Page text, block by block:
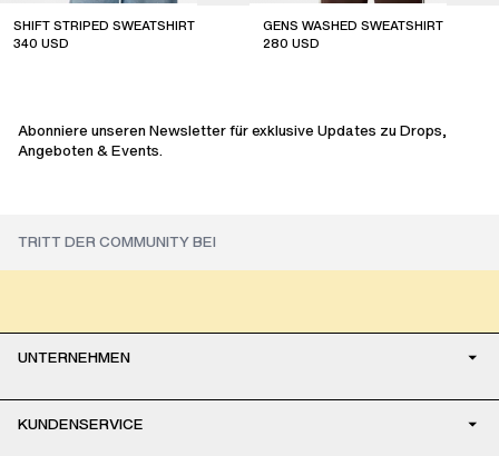
SHIFT STRIPED SWEATSHIRT
340 USD
GENS WASHED SWEATSHIRT
280 USD
Abonniere unseren Newsletter für exklusive Updates zu Drops,
Angeboten & Events.
UNTERNEHMEN
KUNDENSERVICE